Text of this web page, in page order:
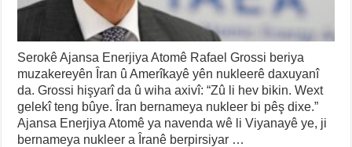
Serokê Ajansa Enerjiya Atomê Rafael Grossi beriya
muzakereyên Îran û Amerîkayê yên nukleerê daxuyanî
da. Grossi hişyarî da û wiha axivî: “Zû li hev bikin. Wext
gelekî teng bûye. Îran bernameya nukleer bi pêş dixe.”
Ajansa Enerjiya Atomê ya navenda wê li Viyanayê ye, ji
bernameya nukleer a Îranê berpirsiyar …